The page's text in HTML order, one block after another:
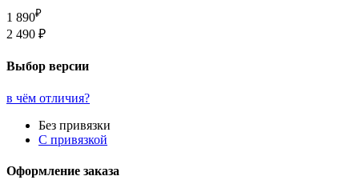
1 890₽
2 490 ₽
Выбор версии
в чём отличия?
Без привязки
С привязкой
Оформление заказа